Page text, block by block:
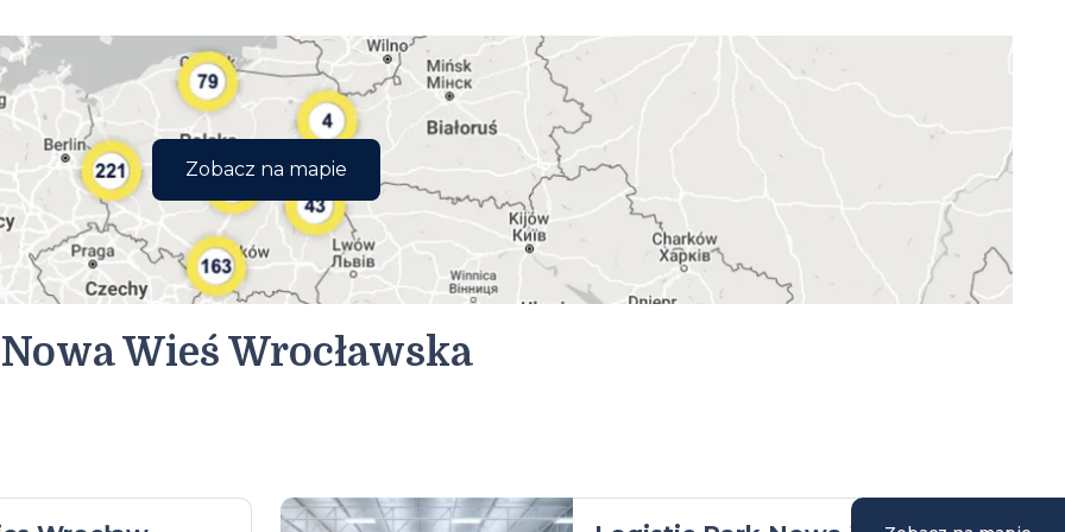
Zobacz na mapie
Wieś Wrocławska